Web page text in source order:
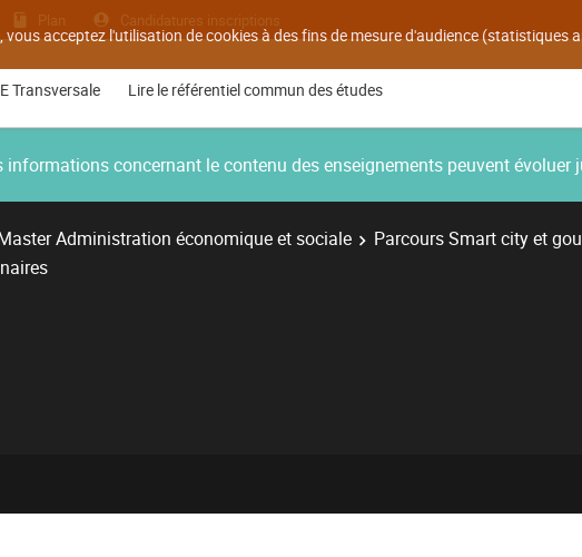
acceptez l'utilisation de cookies à des fins de mesure d'audience (statistiques
Plan Candidatures inscriptions
Transversale Lire le référentiel commun des études
concernant le contenu des enseignements peuvent évoluer
Administration économique et sociale
Parcours Smart city et